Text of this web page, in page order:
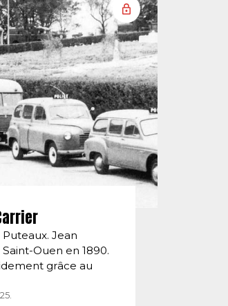
Jean
Saint-Ouen en 1890.
grâce au